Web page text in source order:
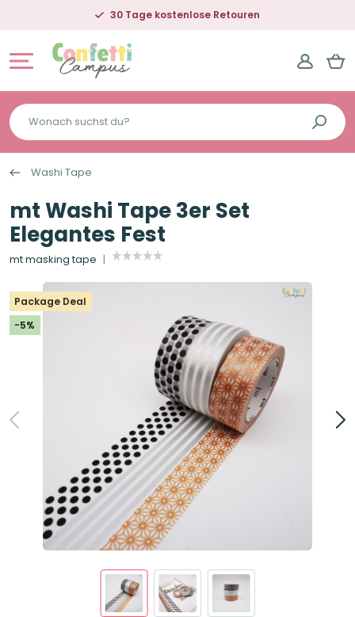
30 Tage kostenlose Retouren
Wonach
suchst
du?
Washi Tape
mt Washi Tape 3er Set
Elegantes Fest
mt masking tape
Package Deal
-5%